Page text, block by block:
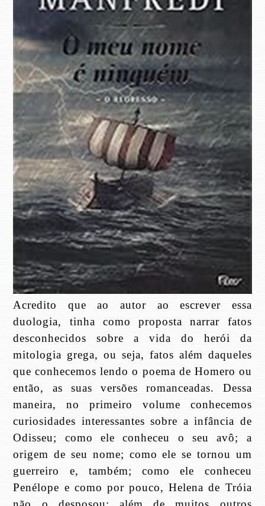
Acredito que ao autor ao escrever essa
duologia, tinha como proposta narrar fatos
desconhecidos sobre a vida do herói da
mitologia grega, ou seja, fatos além daqueles
que conhecemos lendo o poema de Homero ou
então, as suas versões romanceadas. Dessa
maneira, no primeiro volume conhecemos
curiosidades interessantes sobre a infância de
Odisseu; como ele conheceu o seu avô; a
origem de seu nome; como ele se tornou um
guerreiro e, também; como ele conheceu
Penélope e como por pouco, Helena de Tróia